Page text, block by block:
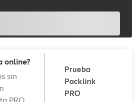
online?
sin
Prueba
Packlink
PRO